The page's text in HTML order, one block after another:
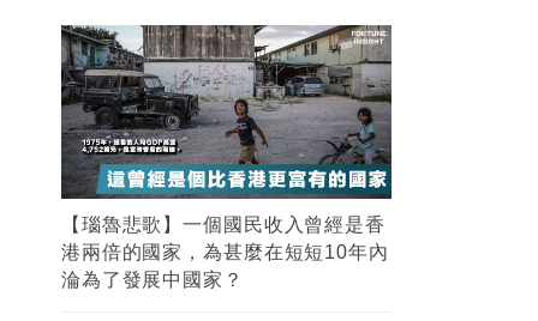
【瑙魯悲歌】一個國民收入曾經是香
港兩倍的國家，為甚麼在短短10年內
淪為了發展中國家？